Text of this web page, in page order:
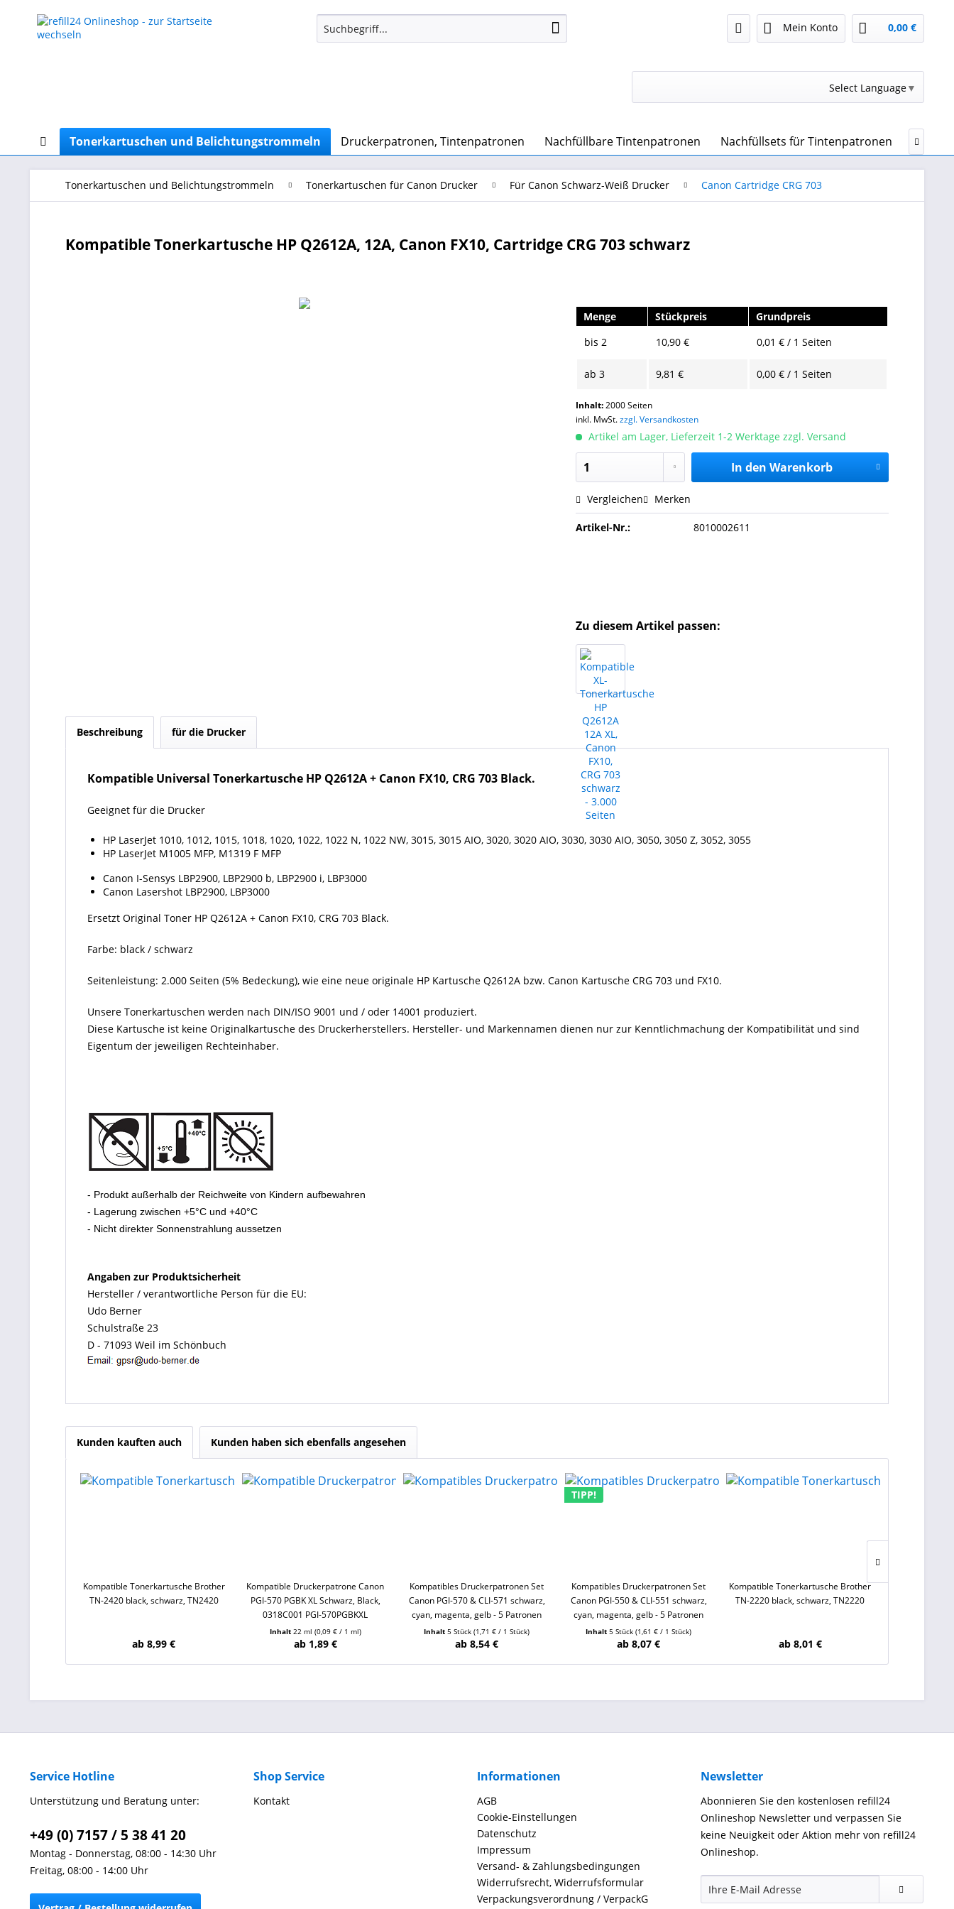
Mein Konto 0,00 €
Select Language▼
Tonerkartuschen und Belichtungstrommeln Druckerpatronen, Tintenpatronen Nachfüllbare Tintenpatronen Nachfüllsets für Tintenpatronen 
Tonerkartuschen und Belichtungstrommeln Tonerkartuschen für Canon Drucker Für Canon Schwarz-Weiß Drucker Canon Cartridge CRG 703
Kompatible Tonerkartusche HP Q2612A, 12A, Canon FX10, Cartridge CRG 703 schwarz
Menge Stückpreis
Grundpreis
bis2 10,90 € 0,01 € / 1 Seiten
ab3 9,81 € 0,00 € / 1 Seiten
Inhalt:2000 Seiten
inkl. MwSt.zzgl. Versandkosten
Artikel am Lager, Lieferzeit 1-2 Werktage zzgl. Versand
In den Warenkorb
Vergleichen Merken
Artikel-Nr.: 8010002611
Zu diesem Artikel passen:
Beschreibung für die Drucker
Kompatible Universal Tonerkartusche HP Q2612A + Canon FX10, CRG 703 Black.
Geeignet für die Drucker
HP LaserJet 1010, 1012, 1015, 1018, 1020, 1022, 1022 N, 1022 NW, 3015, 3015 AIO, 3020, 3020 AIO, 3030, 3030 AIO, 3050, 3050 Z, 3052, 3055
HP LaserJet M1005 MFP, M1319 F MFP
Canon I-Sensys LBP2900, LBP2900 b, LBP2900 i, LBP3000
Canon Lasershot LBP2900, LBP3000
Ersetzt Original Toner HP Q2612A + Canon FX10, CRG 703 Black.
Farbe: black / schwarz
Seitenleistung: 2.000 Seiten (5% Bedeckung), wie eine neue originale HP Kartusche Q2612A bzw. Canon Kartusche CRG 703 und FX10.
Unsere Tonerkartuschen werden nach DIN/ISO 9001 und / oder 14001 produziert.
Diese Kartusche ist keine Originalkartusche des Druckerherstellers. Hersteller- und Markennamen dienen nur zur Kenntlichmachung der Kompatibilität und sind
Eigentum der jeweiligen Rechteinhaber.
- Produkt außerhalb der Reichweite von Kindern aufbewahren
- Lagerung zwischen +5°C und +40°C
- Nicht direkter Sonnenstrahlung aussetzen
Angaben zur Produktsicherheit
Hersteller / verantwortliche Person für die EU:
Udo Berner
Schulstraße 23
D - 71093 Weil im Schönbuch
Kunden kauften auch Kunden haben sich ebenfalls angesehen
Kompatible Tonerkartusche Brother
TN-2420 black, schwarz, TN2420
ab 8,99 €
Kompatible Druckerpatrone Canon
PGI-570 PGBK XL Schwarz, Black,
0318C001 PGI-570PGBKXL
Inhalt 22 ml (0,09 € / 1 ml)
ab 1,89 €
Kompatibles Druckerpatronen Set
Canon PGI-570 & CLI-571 schwarz,
cyan, magenta, gelb - 5 Patronen
Inhalt5 Stück(1,71 € / 1 Stück)
ab 8,54 €
TIPP!
Kompatibles Druckerpatronen Set
Canon PGI-550 & CLI-551 schwarz,
cyan, magenta, gelb - 5 Patronen
Inhalt5 Stück(1,61 € / 1 Stück)
ab 8,07 €
Kompatible Tonerkartusche Brother
TN-2220 black, schwarz, TN2220
ab 8,01 €
Service Hotline
Unterstützung und Beratung unter:
+49 (0) 7157 / 5 38 41 20
Montag - Donnerstag, 08:00 - 14:30 Uhr
Freitag, 08:00 - 14:00 Uhr
Shop Service
Kontakt
Informationen
AGB
Cookie-Einstellungen
Datenschutz
Impressum
Versand- & Zahlungsbedingungen
Widerrufsrecht, Widerrufsformular
Verpackungsverordnung / VerpackG
Newsletter
Abonnieren Sie den kostenlosen refill24
Onlineshop Newsletter und verpassen Sie
keine Neuigkeit oder Aktion mehr von refill24
Onlineshop.